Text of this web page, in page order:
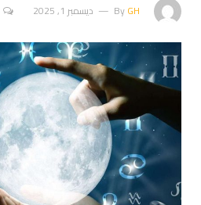
ByGH ديسمبر 1, 2025